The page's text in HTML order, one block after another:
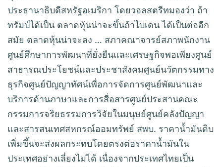
ประธานาธิบดีสหรัฐอเมริกา โดยวอลสตรีทมองว่า ถ้า
ทรัมป์ได้เป็น ตลาดหุ้นน่าจะขึ้นถ้าไบเดน ได้เป็นต่ออีก
สมัย ตลาดหุ้นน่าจะลง … สภาคณาจารย์สภาพนักงาน
ศูนย์ศึกษาการพัฒนาที่ยั่งยืนและเศรษฐกิจพอเพียงศูนย์
สาธารณประโยชน์และประชาสังคมศูนย์นวัตกรรมทาง
ธุรกิจศูนย์ปัญญาทัศน์เพื่อการจัดการศูนย์พัฒนาและ
บริการด้านภาษาและการสื่อสารศูนย์ประสานคณะ
กรรมการจริยธรรมการวิจัยในมนุษย์ศูนย์คลังปัญญา
และสารสนเทศสหกรณ์ออมทรัพย์ สพบ. ราคาน้ำมันดิบ
เพิ่มขึ้นจะส่งผลกระทบโดยตรงต่อราคาน้ำมันใน
ประเทศอย่างเลี่ยงไม่ได้ เนื่องจากประเทศไทยเป็น